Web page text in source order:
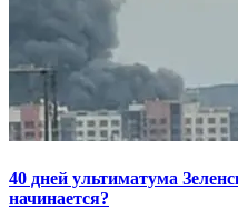
40 дней ультиматума
начинается?